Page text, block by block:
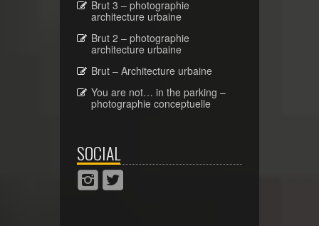
Brut 3 – photographie
architecture urbaine
Brut 2 – photographie
architecture urbaine
Brut – Architecture urbaine
You are not… in the parking –
photographie conceptuelle
SOCIAL